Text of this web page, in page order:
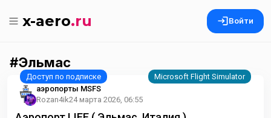
x-aero.ru Войти
Эльмас
аэропорты MSFS
Rozan4ik24 марта 2026, 06:55